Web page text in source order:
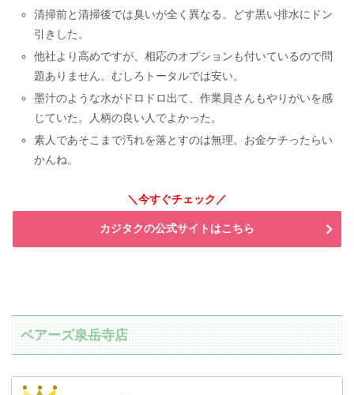
清掃前と清掃後では臭いが全く異なる。どす黒い排水にドン
引きした。
他社より高めですが、相応のオプションも付いているので問
題ありません。むしろトータルでは安い。
墨汁のような水がドロドロ出て、作業員さんもやりがいを感
じていた。人柄の良い人でよかった。
素人であそこまで汚れを落とすのは無理。お金ケチったらい
かんね。
＼今すぐチェック／
カジタクの公式サイトはこちら
ベアーズ泉岳寺店